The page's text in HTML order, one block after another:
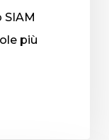
SIAM
più